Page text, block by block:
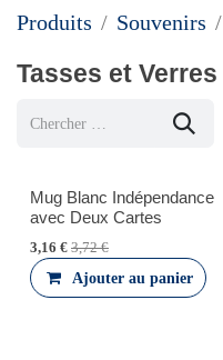
Produits Souvenirs
Tasses et Verres
Mug Blanc Indépendance
avec Deux Cartes
3,16 € 3,72€
Ajouter au panier